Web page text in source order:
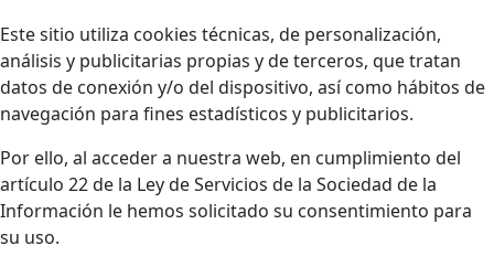
Este sitio utiliza cookies técnicas, de personalización,
análisis y publicitarias propias y de terceros, que tratan
datos de conexión y/o del dispositivo, así como hábitos de
navegación para fines estadísticos y publicitarios.
Por ello, al acceder a nuestra web, en cumplimiento del
artículo 22 de la Ley de Servicios de la Sociedad de la
Información le hemos solicitado su consentimiento para
su uso.